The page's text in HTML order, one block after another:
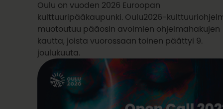
Oulu on vuoden 2026 Euroopan
kulttuuripääkaupunki. Oulu2026-
muotoutuu pääosin avoimien ohjelmahakujen
kautta, joista vuorossaan toinen päättyi 9.
joulukuuta.